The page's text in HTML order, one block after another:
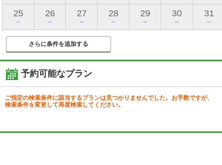
25
--
26
--
27
--
28
--
29
--
30
--
31
--
さらに条件を追加する
予約可能なプラン
ご指定の検索条件に該当するプランは見つかりませんでした。お手数ですが、
検索条件を変更して再度検索してください。